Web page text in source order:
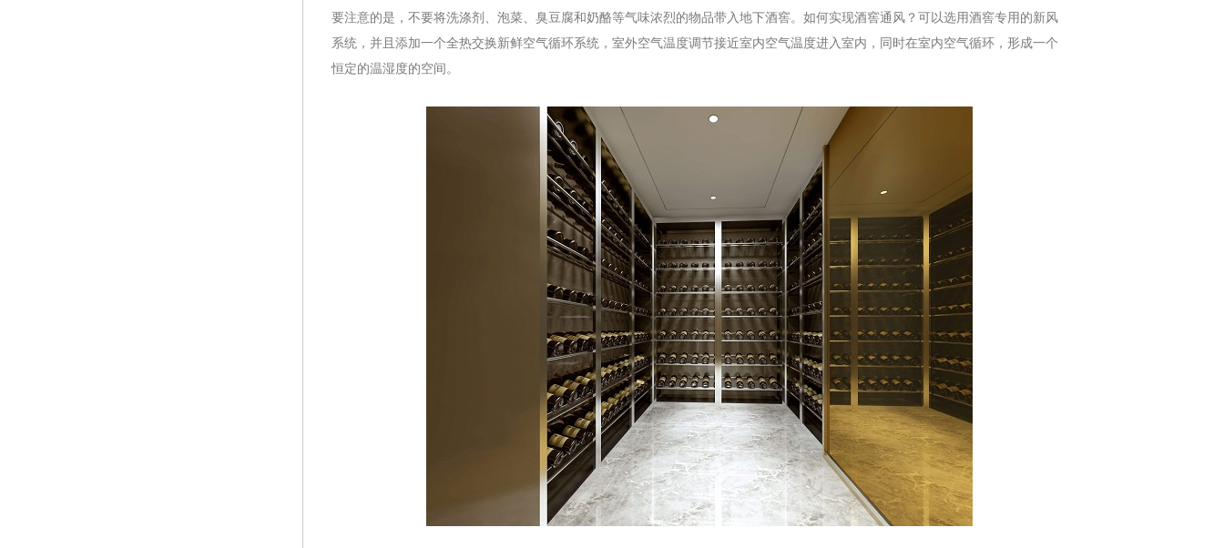
要注意的是，不要将洗涤剂、泡菜、臭豆腐和奶酪等气味浓烈的物品带入地下酒窖。如何实现酒窖通风？可以选用酒窖专用的新风
系统，并且添加一个全热交换新鲜空气循环系统，室外空气温度调节接近室内空气温度进入室内，同时在室内空气循环，形成一个
恒定的温湿度的空间。